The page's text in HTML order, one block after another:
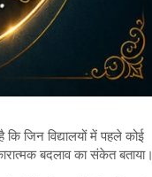
जिन विद्यालयों में पहले कोई
बदलाव का संकेत बताया।